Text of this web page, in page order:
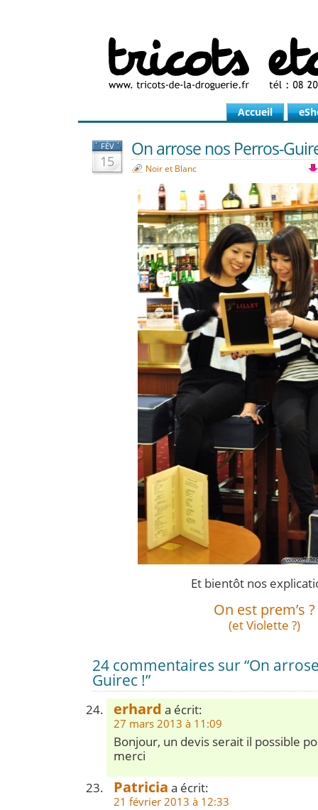
Accueil
FÉV
15
On arrose nos Perros-
Noir et Blanc
Et bientôt nos
On est prem’s ?
(et Violette ?)
24 commentaires sur “On
Guirec !”
erhard a écrit:
27 mars 2013 à 11:09
Bonjour, un devis serait il possible
merci
Patricia a écrit:
21 février 2013 à 12:33